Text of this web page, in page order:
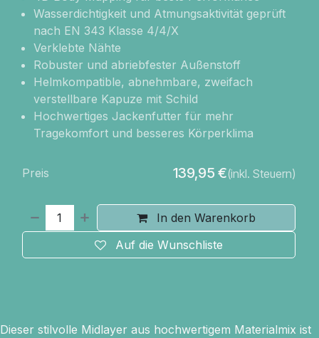
Wasserdichtigkeit und Atmungsaktivität geprüft
nach EN 343 Klasse 4/4/X
Verklebte Nähte
Robuster und abriebfester Außenstoff
Helmkompatible, abnehmbare, zweifach
verstellbare Kapuze mit Schild
Hochwertiges Jackenfutter für mehr
Tragekomfort und besseres Körperklima
In den Warenkorb
Auf die Wunschliste
Preis 139,95 €(inkl. Steuern)
Dieser stilvolle Midlayer aus hochwertigem Materialmix ist